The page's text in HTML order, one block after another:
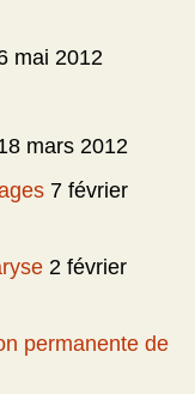
mai 2012
mars 2012
7 février
2 février
permanente de